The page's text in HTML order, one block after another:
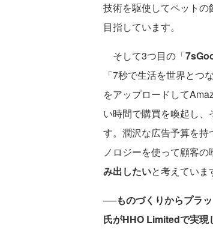
技術を駆使してペット
目指しています。
そして3つ目の「
「7秒で生活を世界と
をアップロードして
い時間で購買を喚起し
す。潤沢な広告予算を
ノロジーを使って顧客の
み出したいと考えていま
──ものづくりからプラ
氏がHHO Limitedで実現